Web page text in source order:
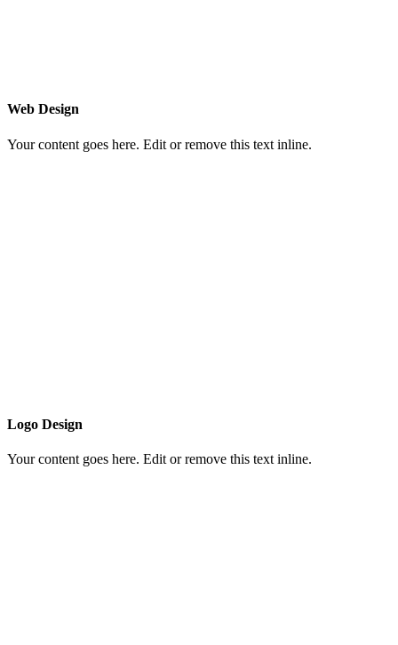
Web Design
Your content goes here. Edit or remove this text inline.
Logo Design
Your content goes here. Edit or remove this text inline.